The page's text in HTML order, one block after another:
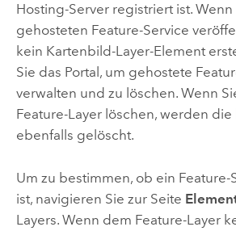
Hosting-Server registriert ist. Wenn
gehosteten Feature-Service
kein Kartenbild-Layer-Element
Sie das Portal, um gehostete
verwalten und zu löschen. Wenn
Feature-Layer löschen, werden
ebenfalls gelöscht.
Um zu bestimmen, ob ein
ist, navigieren Sie zur Seite
Layers. Wenn dem Feature-Layer